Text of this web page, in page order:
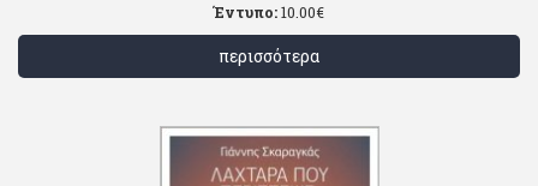
Έντυπο:10.00€
περισσότερα